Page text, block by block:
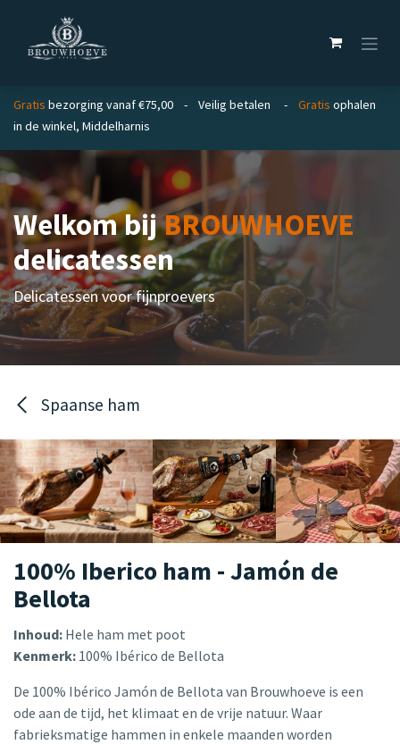
Overslaan naar inhoud
Gratis bezorging vanaf €75,00 - Veilig betalen - Gratis ophalen
in de winkel, Middelharnis
Welkom bijBROUWHOEVE
delicatessen
Delicatessen voor fijnproevers
Spaanse ham
100% Iberico ham - Jamón de
Bellota
Inhoud: Hele ham met poot
Kenmerk: 100% Ibérico de Bellota
De 100% Ibérico Jamón de Bellota van Brouwhoeve is een
ode aan de tijd, het klimaat en de vrije natuur. Waar
fabrieksmatige hammen in enkele maanden worden